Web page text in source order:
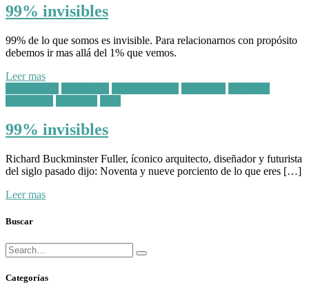
99% invisibles
99% de lo que somos es invisible. Para relacionarnos con propósito
debemos ir mas allá del 1% que vemos.
Leer mas
99% invisibles
Richard Buckminster Fuller, íconico arquitecto, diseñador y futurista
del siglo pasado dijo: Noventa y nueve porciento de lo que eres […]
Leer mas
Buscar
Búsqueda
para:
Buscar
Categorías